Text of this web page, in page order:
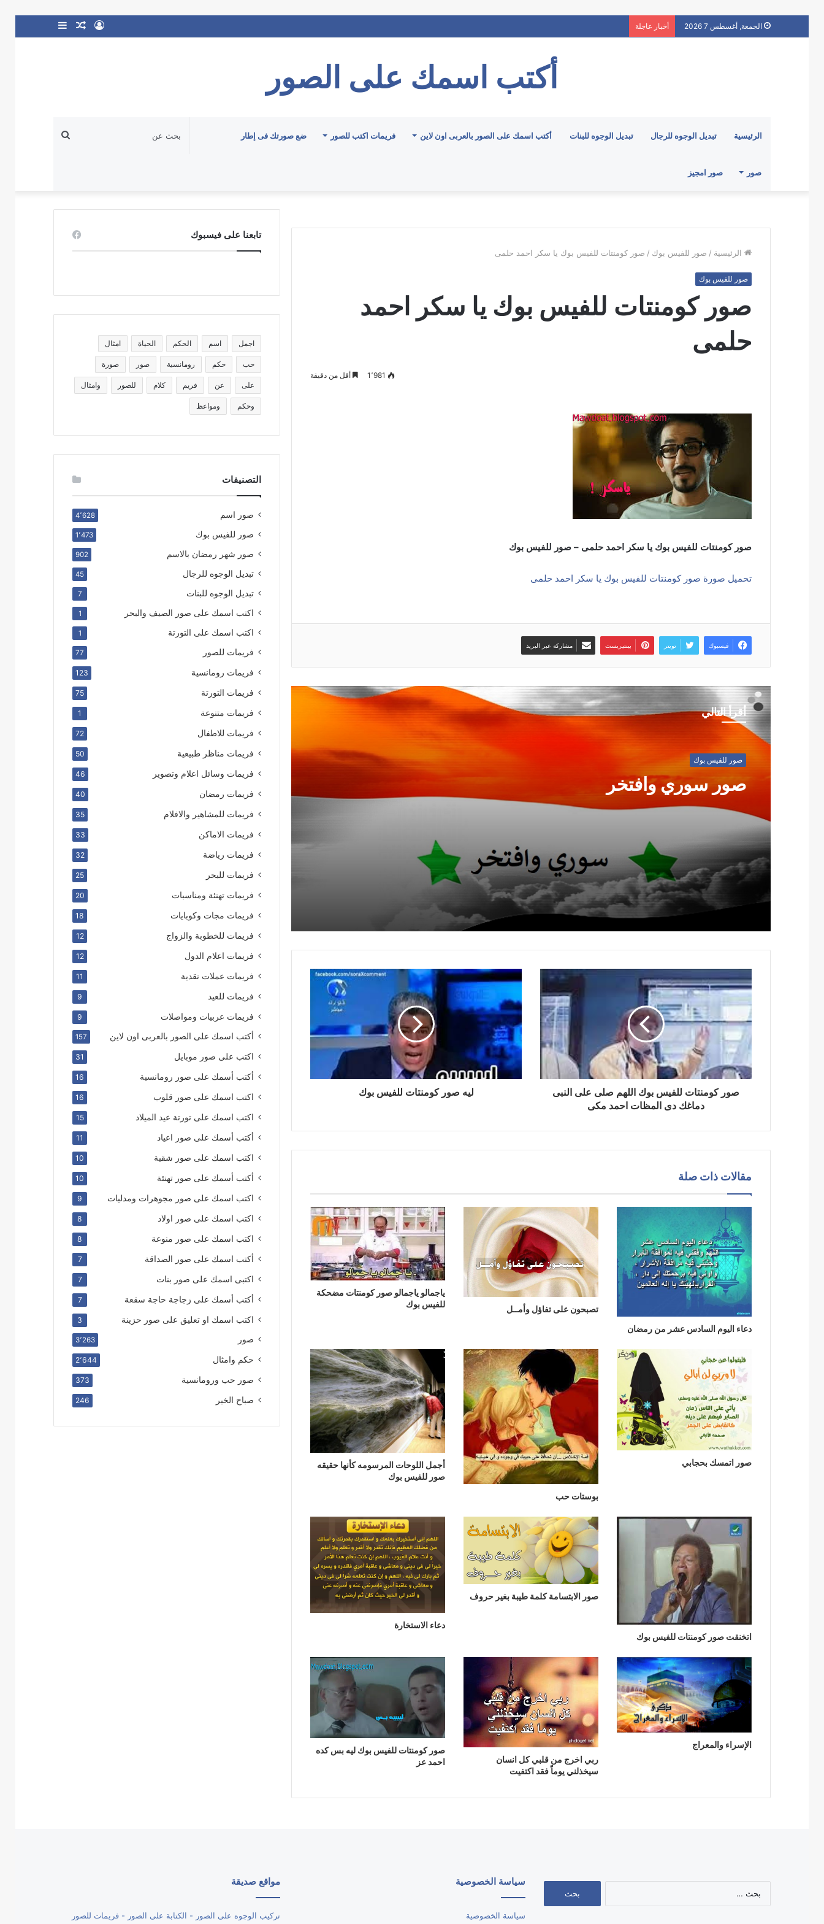
الجمعة, أغسطس 7 2026 أخبار عاجلة
إضافةمقالتسجيل
أكتب اسمك على الصور
الرئيسية تبديل الوجوه للرجال تبديل الوجوه للبنات أكتب اسمك على الصور بالعربى اون لاين فريمات اكتب للصور ضع صورتك فى إطار
صور صور امجيز
بحث
الرئيسية / صور للفيس بوك / صور كومنتات للفيس بوك يا سكر احمد حلمى
صور للفيس بوك
صور كومنتات للفيس بوك يا سكر احمد
حلمى
1٬981 أقل من دقيقة
صور كومنتات للفيس بوك يا سكر احمد حلمى – صور للفيس بوك
تحميل صورة صور كومنتات للفيس بوك يا سكر احمد حلمى
فيسبوك تويتر بينتيريست مشاركة عبر البريد
أقرأ التالي
صور للفيس بوك
صور سوري وافتخر
امساكية شهر رمضان لعام 2019 ستوكهولم
رمضان احلى مع ولادي
صور كومنتات للفيس بوك اللهم صلى على النبى
دماغك دى المظات احمد مكى
ليه صور كومنتات للفيس بوك
مقالات ذات صلة
دعاء اليوم السادس عشر من رمضان
تصبحون على تفاؤل وأمــل
ياجمالو ياجمالو صور كومنتات مضحكة
للفيس بوك
صور اتمسك بحجابي
بوستات حب
أجمل اللوحات المرسومه كأنها حقيقه
صور للفيس بوك
اتخنقت صور كومنتات للفيس بوك
صور الابتسامة كلمة طيبة بغير حروف
دعاء الاستخارة
الإسراء والمعراج
ربي اخرج من قلبي كل انسان
سيخذلني يوماً فقد اكتفيت
صور كومنتات للفيس بوك ليه بس كده
احمد عز
تابعنا على فيسبوك
اجمل اسم الحكم الحياة امثال
حب حكم رومانسية صور صورة
على عن فريم كلام للصور وامثال
وحكم ومواعظ
التصنيفات
صور اسم 4٬628
صور للفيس بوك 1٬473
صور شهر رمضان بالاسم 902
تبديل الوجوه للرجال 45
تبديل الوجوه للبنات 7
اكتب اسمك على صور الصيف والبحر 1
اكتب اسمك على التورتة 1
فريمات للصور 77
فريمات رومانسية 123
فريمات التورتة 75
فريمات متنوعة 1
فريمات للاطفال 72
فريمات مناظر طبيعية 50
فريمات وسائل اعلام وتصوير 46
فريمات رمضان 40
فريمات للمشاهير والافلام 35
فريمات الاماكن 33
فريمات رياضة 32
فريمات للبحر 25
فريمات تهنئة ومناسبات 20
فريمات مجات وكوبايات 18
فريمات للخطوبة والزواج 12
فريمات اعلام الدول 12
فريمات عملات نقدية 11
فريمات للعيد 9
فريمات عربيات ومواصلات 9
أكتب اسمك على الصور بالعربى اون لاين 157
اكتب على صور موبايل 31
أكتب أسمك على صور رومانسية 16
اكتب اسمك على صور قلوب 16
اكتب اسمك على تورتة عيد الميلاد 15
أكتب أسمك على صور اعياد 11
اكتب اسمك على صور شقية 10
أكتب أسمك على صور تهنئة 10
اكتب اسمك على صور مجوهرات ومدليات 9
اكتب اسمك على صور اولاد 8
اكتب اسمك على صور منوعة 8
أكتب اسمك على صور الصداقة 7
اكتبى اسمك على صور بنات 7
أكتب أسمك على زجاجة حاجة سقعة 7
اكتب اسمك او تعليق على صور حزينة 3
صور 3٬263
حكم وامثال 2٬644
صور حب ورومانسية 373
صباح الخير 246
سياسة الخصوصية
سياسة الخصوصية
مواقع صديقة
تركيب الوجوه على الصور - الكتابة على الصور - فريمات للصور